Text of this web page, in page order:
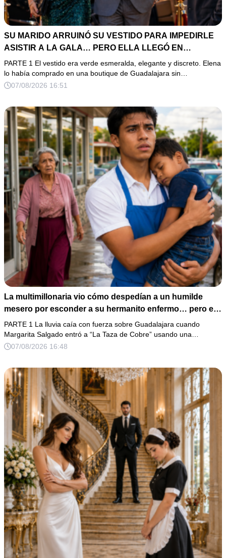
SU MARIDO ARRUINÓ SU VESTIDO PARA IMPEDIRLE
ASISTIR A LA GALA… PERO ELLA LLEGÓ EN
LIMUSINA COMO INVITADA DE HONOR DEL DUEÑO DE
LA EMPRESA
PARTE 1 El vestido era verde esmeralda, elegante y discreto. Elena
lo había comprado en una boutique de Guadalajara sin…
07/08/2026 16:51
La multimillonaria vio cómo despedían a un humilde
mesero por esconder a su hermanito enfermo… pero el
verdadero escándalo estaba a punto de estallar.
PARTE 1 La lluvia caía con fuerza sobre Guadalajara cuando
Margarita Salgado entró a “La Taza de Cobre” usando una…
07/08/2026 16:48